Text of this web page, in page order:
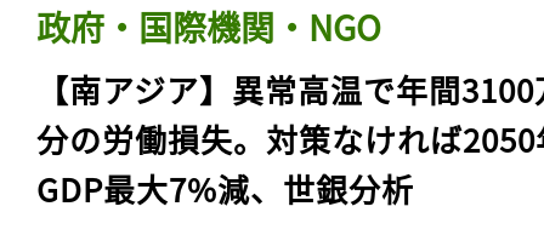
政府・国際機関・NGO
【南アジア】異常高温で年間
分の労働損失。対策なければ
GDP最大7%減、世銀分析